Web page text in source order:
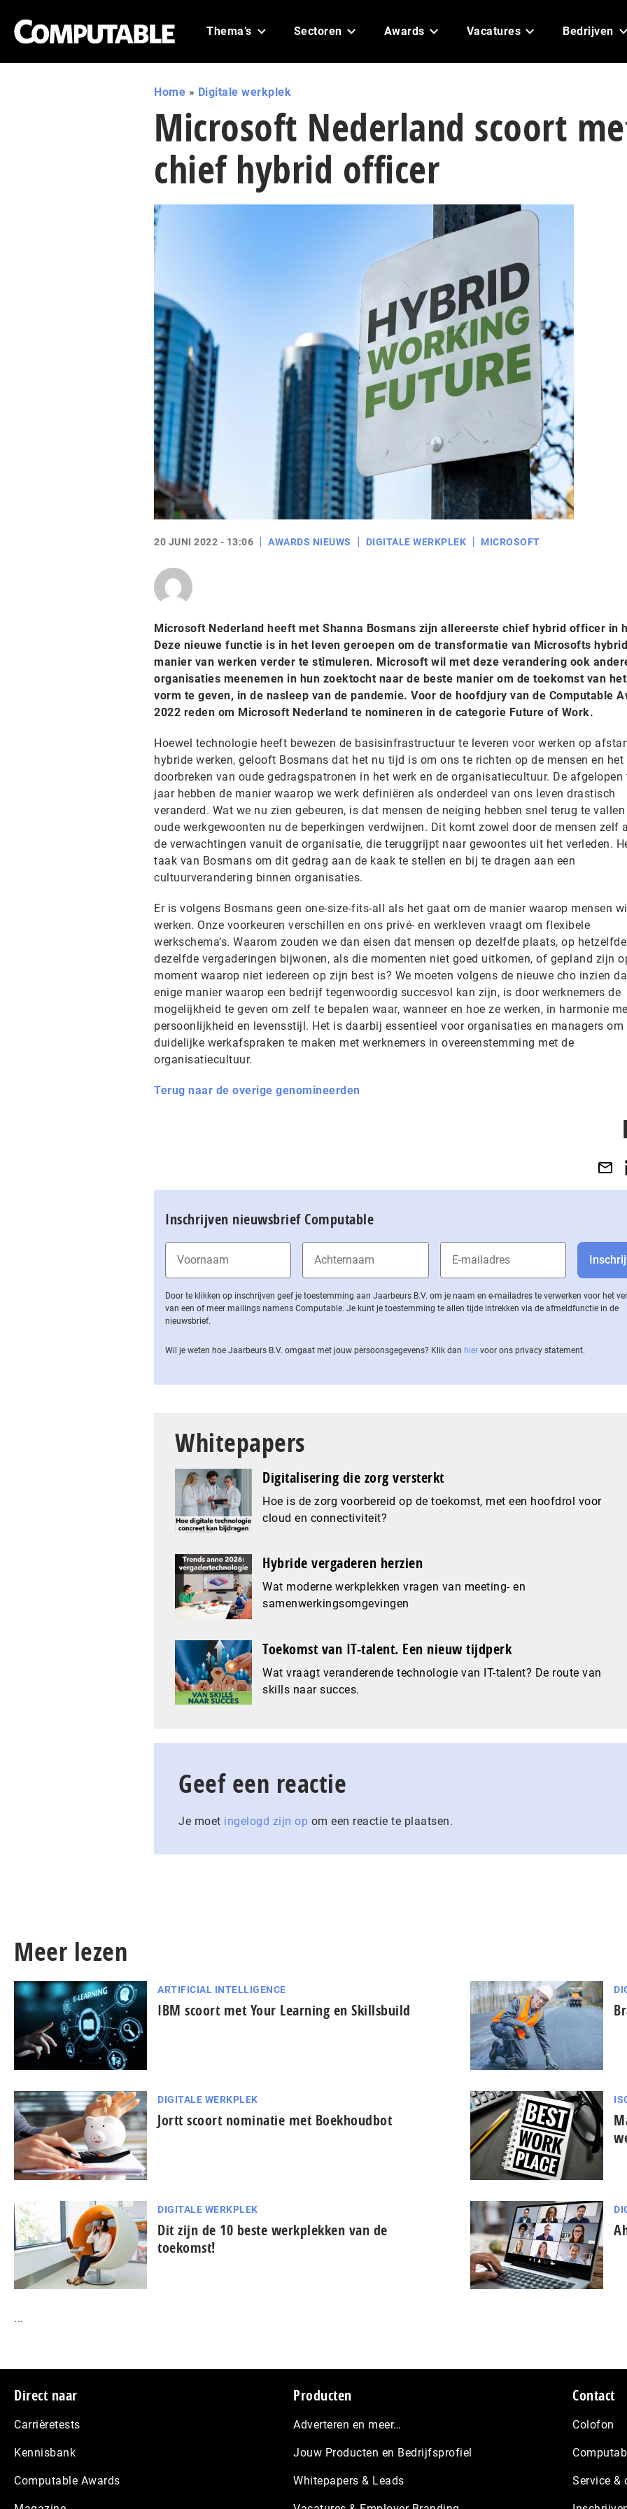
Thema’s Sectoren Awards Vacatures Bedrijven
Home » Digitale werkplek
Microsoft Nederland scoort
chief hybrid officer
20 JUNI 2022 - 13:06 AWARDS NIEUWS DIGITALE WERKPLEK MICROSOFT
Microsoft Nederland heeft met Shanna Bosmans zijn allereerste chief hybrid officer in
Deze nieuwe functie is in het leven geroepen om de transformatie van Microsofts
manier van werken verder te stimuleren. Microsoft wil met deze verandering ook
organisaties meenemen in hun zoektocht naar de beste manier om de toekomst van
vorm te geven, in de nasleep van de pandemie. Voor de hoofdjury van de Computable
2022 reden om Microsoft Nederland te nomineren in de categorie Future of Work.
Hoewel technologie heeft bewezen de basisinfrastructuur te leveren voor werken op
hybride werken, gelooft Bosmans dat het nu tijd is om ons te richten op de mensen en het
doorbreken van oude gedragspatronen in het werk en de organisatiecultuur. De afgelopen
jaar hebben de manier waarop we werk definiëren als onderdeel van ons leven drastisch
veranderd. Wat we nu zien gebeuren, is dat mensen de neiging hebben snel terug te
oude werkgewoonten nu de beperkingen verdwijnen. Dit komt zowel door de mensen zelf
de verwachtingen vanuit de organisatie, die teruggrijpt naar gewoontes uit het verleden.
taak van Bosmans om dit gedrag aan de kaak te stellen en bij te dragen aan een
cultuurverandering binnen organisaties.
Er is volgens Bosmans geen one-size-fits-all als het gaat om de manier waarop mensen
werken. Onze voorkeuren verschillen en ons privé- en werkleven vraagt om flexibele
werkschema’s. Waarom zouden we dan eisen dat mensen op dezelfde plaats, op
dezelfde vergaderingen bijwonen, als die momenten niet goed uitkomen, of gepland zijn
moment waarop niet iedereen op zijn best is? We moeten volgens de nieuwe cho inzien
enige manier waarop een bedrijf tegenwoordig succesvol kan zijn, is door werknemers de
mogelijkheid te geven om zelf te bepalen waar, wanneer en hoe ze werken, in harmonie
persoonlijkheid en levensstijl. Het is daarbij essentieel voor organisaties en managers om
duidelijke werkafspraken te maken met werknemers in overeenstemming met de
organisatiecultuur.
Terug naar de overige genomineerden
Inschrijven nieuwsbrief Computable
Door te klikken op inschrijven geef je toestemming aan Jaarbeurs B.V. om je naam en e-mailadres te verwerken voor het
van een of meer mailings namens Computable. Je kunt je toestemming te allen tijde intrekken via de af­meld­func­tie in de
nieuwsbrief.
Wil je weten hoe Jaarbeurs B.V. omgaat met jouw per­soons­ge­ge­vens? Klik dan hier voor ons privacy statement.
Whitepapers
Digitalisering die zorg versterkt
Hoe is de zorg voorbereid op de toekomst, met een hoofdrol voor
cloud en connectiviteit?
Hybride vergaderen herzien
Wat moderne werkplekken vragen van meeting- en
samenwerkingsomgevingen
Toekomst van IT-talent. Een nieuw tijdperk
Wat vraagt veranderende technologie van IT-talent? De route van
skills naar succes.
Geef een reactie
Je moet ingelogd zijn op om een reactie te plaatsen.
Meer lezen
ARTIFICIAL INTELLIGENCE
IBM scoort met Your Learning en Skillsbuild
DIGITALE WERKPLEK
Jortt scoort nominatie met Boekhoudbot
DIGITALE WERKPLEK
Dit zijn de 10 beste werkplekken van de
toekomst!
...
Footer
Direct naar
Carrièretests
Kennisbank
Computable Awards
Producten
Adverteren en meer…
Jouw Producten en Bedrijfsprofiel
Whitepapers & Leads
Contact
Colofon
Service &